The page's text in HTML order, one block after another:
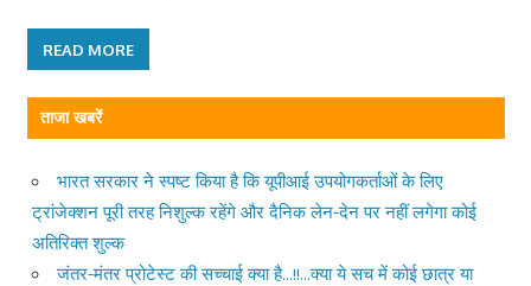
READ MORE
ताजा खबरें
भारत सरकार ने स्पष्ट किया है कि यूपीआई उपयोगकर्ताओं के लिए
ट्रांजेक्शन पूरी तरह निशुल्क रहेंगे और दैनिक लेन-देन पर नहीं लगेगा कोई
अतिरिक्त शुल्क
जंतर-मंतर प्रोटेस्ट की सच्चाई क्या है…!!…क्या ये सच में कोई छात्र या